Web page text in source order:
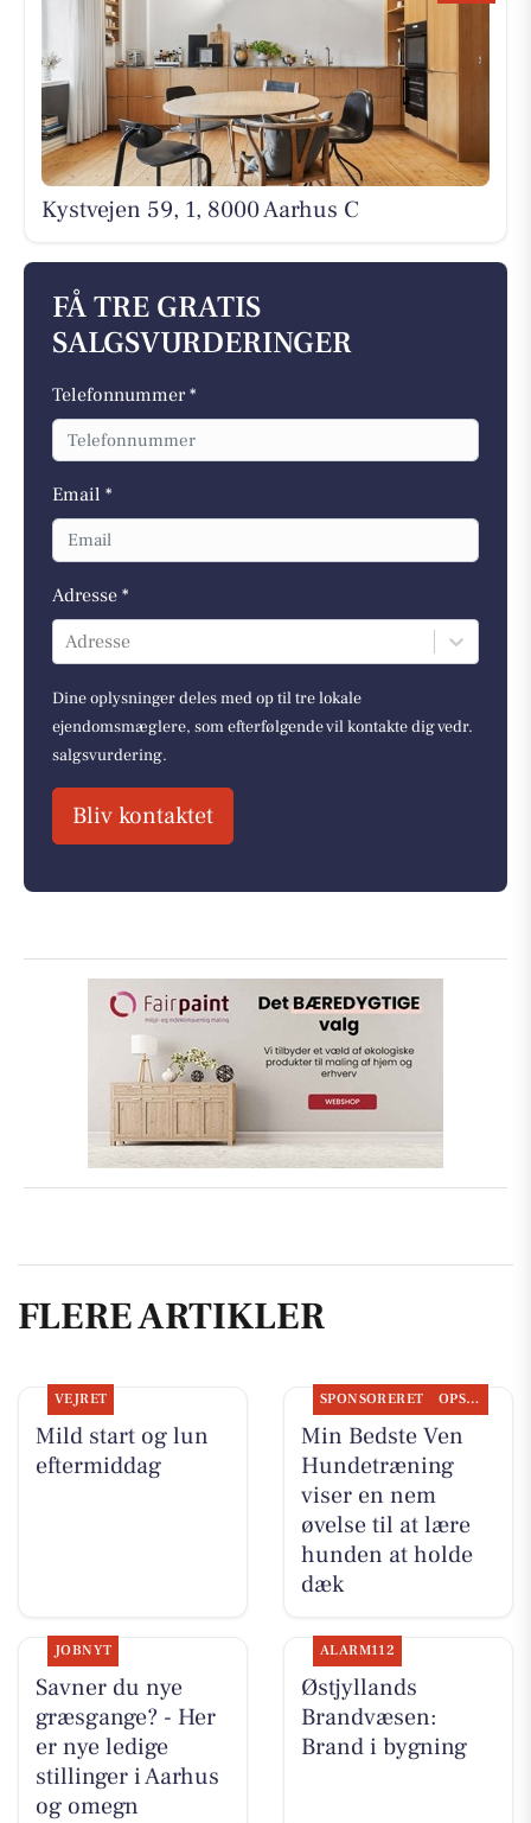
Kystvejen 59, 1, 8000 Aarhus C
FÅ TRE GRATIS
SALGSVURDERINGER
Telefonnummer *
Email *
Adresse *
Adresse
Dine oplysninger deles med op til tre lokale
ejendomsmæglere, som efterfølgende vil kontakte dig vedr.
salgsvurdering.
Bliv kontaktet
FLERE ARTIKLER
VEJRET
Mild start og lun
eftermiddag
SPONSORERET OPSLAGSTAVLEN
Min Bedste Ven
Hundetræning
viser en nem
øvelse til at lære
hunden at holde
dæk
JOBNYT
Savner du nye
græsgange? - Her
er nye ledige
stillinger i Aarhus
og omegn
ALARM112
Østjyllands
Brandvæsen:
Brand i bygning